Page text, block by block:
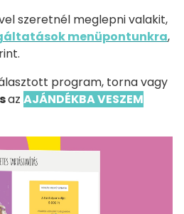
szeretnél meglepni valakit,
menüpontunkra,
program, torna vagy
az AJÁNDÉKBA VESZEM